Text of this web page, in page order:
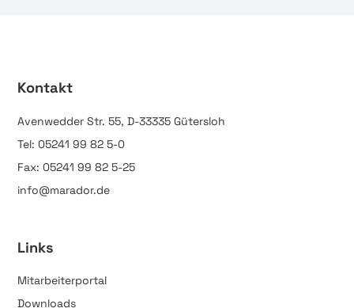
Kontakt
Avenwedder Str. 55, D-33335 Gütersloh
Tel: 05241 99 82 5-0
Fax: 05241 99 82 5-25
info@marador.de
Links
Mitarbeiterportal
Downloads